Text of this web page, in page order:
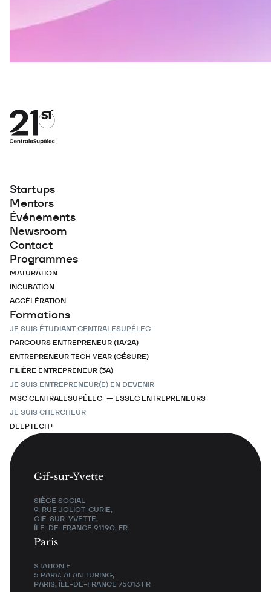
Startups
Mentors
Événements
Newsroom
Contact
Programmes
MATURATION
INCUBATION
ACCÉLÉRATION
Formations
JE SUIS ÉTUDIANT CENTRALESUPÉLEC
PARCOURS ENTREPRENEUR (1A/2A)
ENTREPRENEUR TECH YEAR (CÉSURE)
FILIÈRE ENTREPRENEUR (3A)
JE SUIS ENTREPRENEUR(E) EN DEVENIR
MSC CENTRALESUPÉLEC — ESSEC ENTREPRENEURS
JE SUIS CHERCHEUR
DEEPTECH+
Gif-sur-Yvette
SIÈGE SOCIAL
9, RUE JOLIOT-CURIE,
GIF-SUR-YVETTE,
ÎLE-DE-FRANCE 91190, FR
Paris
STATION F
5 PARV. ALAN TURING,
PARIS, ÎLE-DE-FRANCE 75013 FR